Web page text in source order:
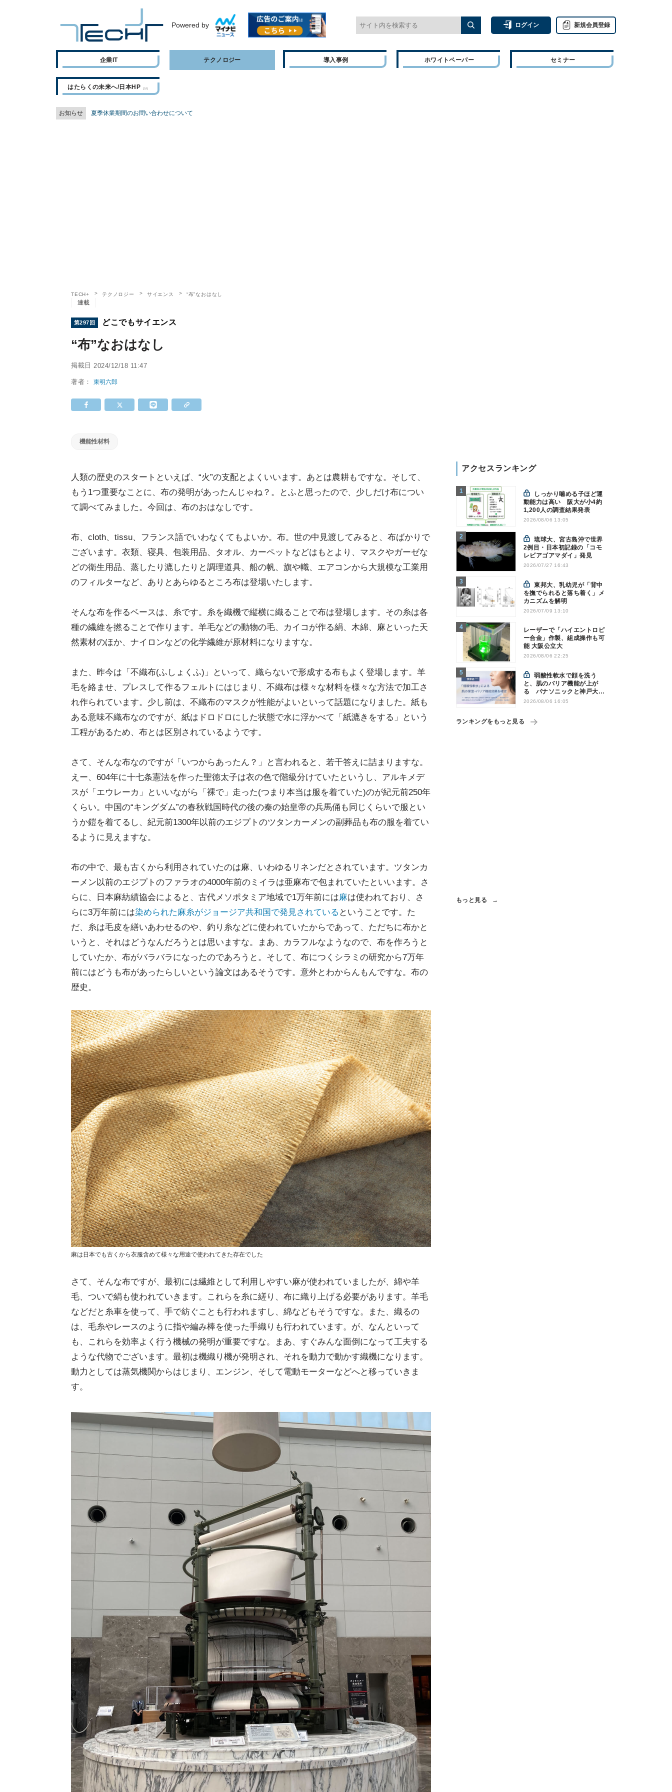
Powered by ログイン 新規会員登録
企業IT テクノロジー 導入事例 ホワイトペーパー セミナー
はたらくの未来へ/日本HP
お知らせ 夏季休業期間のお問い合わせについて
TECH+ テクノロジー サイエンス “布”なおはなし
連載
第297回 どこでもサイエンス
“布”なおはなし
掲載日 2024/12/18 11:47
著者：東明六郎
機能性材料
人類の歴史のスタートといえば、“火”の支配とよくいいます。あとは農耕もですな。そして、
もう1つ重要なことに、布の発明があったんじゃね？。とふと思ったので、少しだけ布につい
て調べてみました。今回は、布のおはなしです。
布、cloth、tissu、フランス語でいわなくてもよいか。布。世の中見渡してみると、布ばかりで
ございます。衣類、寝具、包装用品、タオル、カーペットなどはもとより、マスクやガーゼな
どの衛生用品、蒸したり漉したりと調理道具、船の帆、旗や幟、エアコンから大規模な工業用
のフィルターなど、ありとあらゆるところ布は登場いたします。
そんな布を作るベースは、糸です。糸を織機で縦横に織ることで布は登場します。その糸は各
種の繊維を撚ることで作ります。羊毛などの動物の毛、カイコが作る絹、木綿、麻といった天
然素材のほか、ナイロンなどの化学繊維が原材料になりますな。
また、昨今は「不織布(ふしょくふ)」といって、織らないで形成する布もよく登場します。羊
毛を絡ませ、プレスして作るフェルトにはじまり、不織布は様々な材料を様々な方法で加工さ
れ作られています。少し前は、不織布のマスクが性能がよいといって話題になりました。紙も
ある意味不織布なのですが、紙はドロドロにした状態で水に浮かべて「紙漉きをする」という
工程があるため、布とは区別されているようです。
さて、そんな布なのですが「いつからあったん？」と言われると、若干答えに詰まりますな。
えー、604年に十七条憲法を作った聖徳太子は衣の色で階級分けていたというし、アルキメデ
スが「エウレーカ」といいながら「裸で」走った(つまり本当は服を着ていた)のが紀元前250年
くらい。中国の“キングダム”の春秋戦国時代の後の秦の始皇帝の兵馬俑も同じくらいで服とい
うか鎧を着てるし、紀元前1300年以前のエジプトのツタンカーメンの副葬品も布の服を着てい
るように見えますな。
布の中で、最も古くから利用されていたのは麻、いわゆるリネンだとされています。ツタンカ
ーメン以前のエジプトのファラオの4000年前のミイラは亜麻布で包まれていたといいます。さ
らに、日本麻紡績協会によると、古代メソポタミア地域で1万年前には麻は使われており、さ
らに3万年前には染められた麻糸がジョージア共和国で発見されている ということです。た
だ、糸は毛皮を繕いあわせるのや、釣り糸などに使われていたからであって、ただちに布かと
いうと、それはどうなんだろうとは思いますな。まあ、カラフルなようなので、布を作ろうと
していたか、布がバラバラになったのであろうと。そして、布につくシラミの研究から7万年
前にはどうも布があったらしいという論文はあるそうです。意外とわからんもんですな。布の
歴史。
麻は日本でも古くから衣服含めて様々な用途で使われてきた存在でした
さて、そんな布ですが、最初には繊維として利用しやすい麻が使われていましたが、綿や羊
毛、ついで絹も使われていきます。これらを糸に縒り、布に織り上げる必要があります。羊毛
などだと糸車を使って、手で紡ぐことも行われますし、綿などもそうですな。また、織るの
は、毛糸やレースのように指や編み棒を使った手織りも行われています。が、なんといって
も、これらを効率よく行う機械の発明が重要ですな。まあ、すぐみんな面倒になって工夫する
ような代物でございます。最初は機織り機が発明され、それを動力で動かす織機になります。
動力としては蒸気機関からはじまり、エンジン、そして電動モーターなどへと移っていきま
す。
アクセスランキング
動能力は高い 阪大が小4約
1,200人の調査結果発表
2026/08/06 13:05
琉球大、宮古島沖で世界
2例目・日本初記録の「コモ
レビアゴアマダイ」発見
2026/07/27 16:43
東邦大、乳幼児が「背中
を撫でられると落ち着く」メ
カニズムを解明
2026/07/09 13:10
レーザーで「ハイエントロピ
ー合金」作製、組成操作も可
能 大阪公立大
2026/08/06 22:25
弱酸性軟水で顔を洗う
と、肌のバリア機能が上が
る パナソニックと神戸大が
確認
2026/08/06 16:05
ランキングをもっと見る
もっと見る